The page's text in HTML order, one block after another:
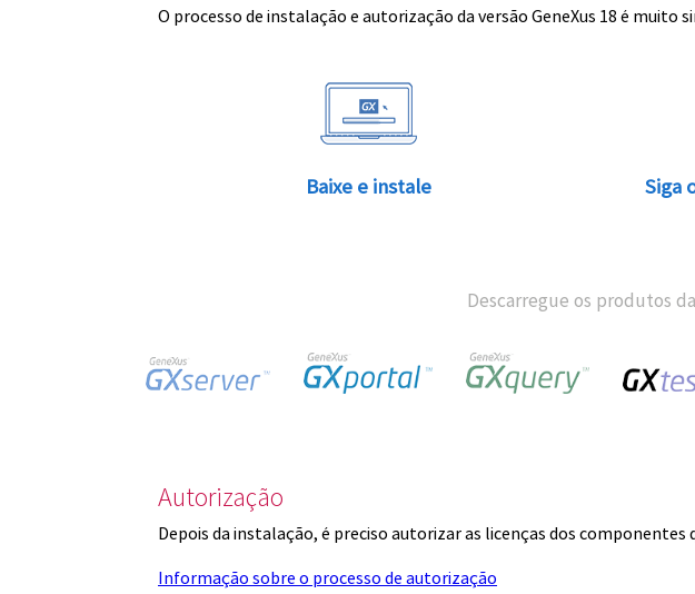
O processo de instalação e autorização da versão GeneXus 18 é muito
Baixe e instale Siga
Descarregue os produtos
Autorização
Depois da instalação, é preciso autorizar as licenças dos componentes
Informação sobre o processo de autorização